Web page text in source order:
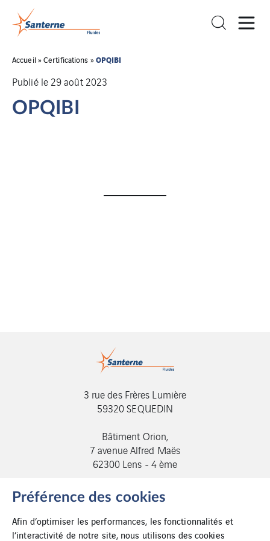
Accueil»Certifications »OPQIBI
Publié le 29 août 2023
OPQIBI
3 rue des Frères Lumière
59320 SEQUEDIN
Bâtiment Orion,
7 avenue Alfred Maës
62300 Lens - 4 ème
Tel :+33 (0)3 20 22 08 92
Préférence des cookies
Afin d’optimiser les performances, les fonctionnalités et
l’interactivité de notre site, nous utilisons des cookies